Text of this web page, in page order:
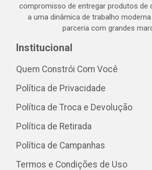
compromisso de entregar produtos de
a uma dinâmica de trabalho
parceria com grandes
Institucional
Quem Constrói Com Você
Política de Privacidade
Política de Troca e Devolução
Política de Retirada
Política de Campanhas
Termos e Condições de Uso